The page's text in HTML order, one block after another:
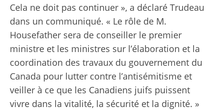
Cela ne doit pas continuer », a déclaré Trudeau
dans un communiqué. « Le rôle de M.
Housefather sera de conseiller le premier
ministre et les ministres sur l’élaboration et la
coordination des travaux du gouvernement du
Canada pour lutter contre l’antisémitisme et
veiller à ce que les Canadiens juifs puissent
vivre dans la vitalité, la sécurité et la dignité. »